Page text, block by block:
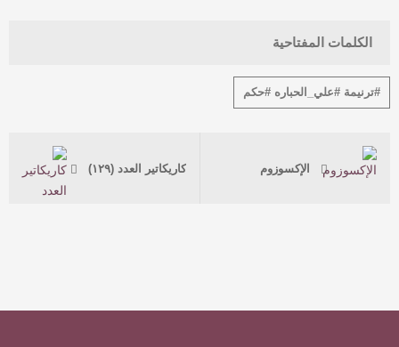
الكلمات المفتاحية
#ترنيمة #علي_الحباره #حكم
الإكسوزوم كاريكاتير العدد (١٢٩)